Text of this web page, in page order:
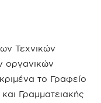
Τεχνικών
οργανικών
το Γραφείο
Γραμματειακής